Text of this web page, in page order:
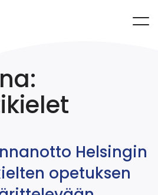
Helsingin
opetuksen